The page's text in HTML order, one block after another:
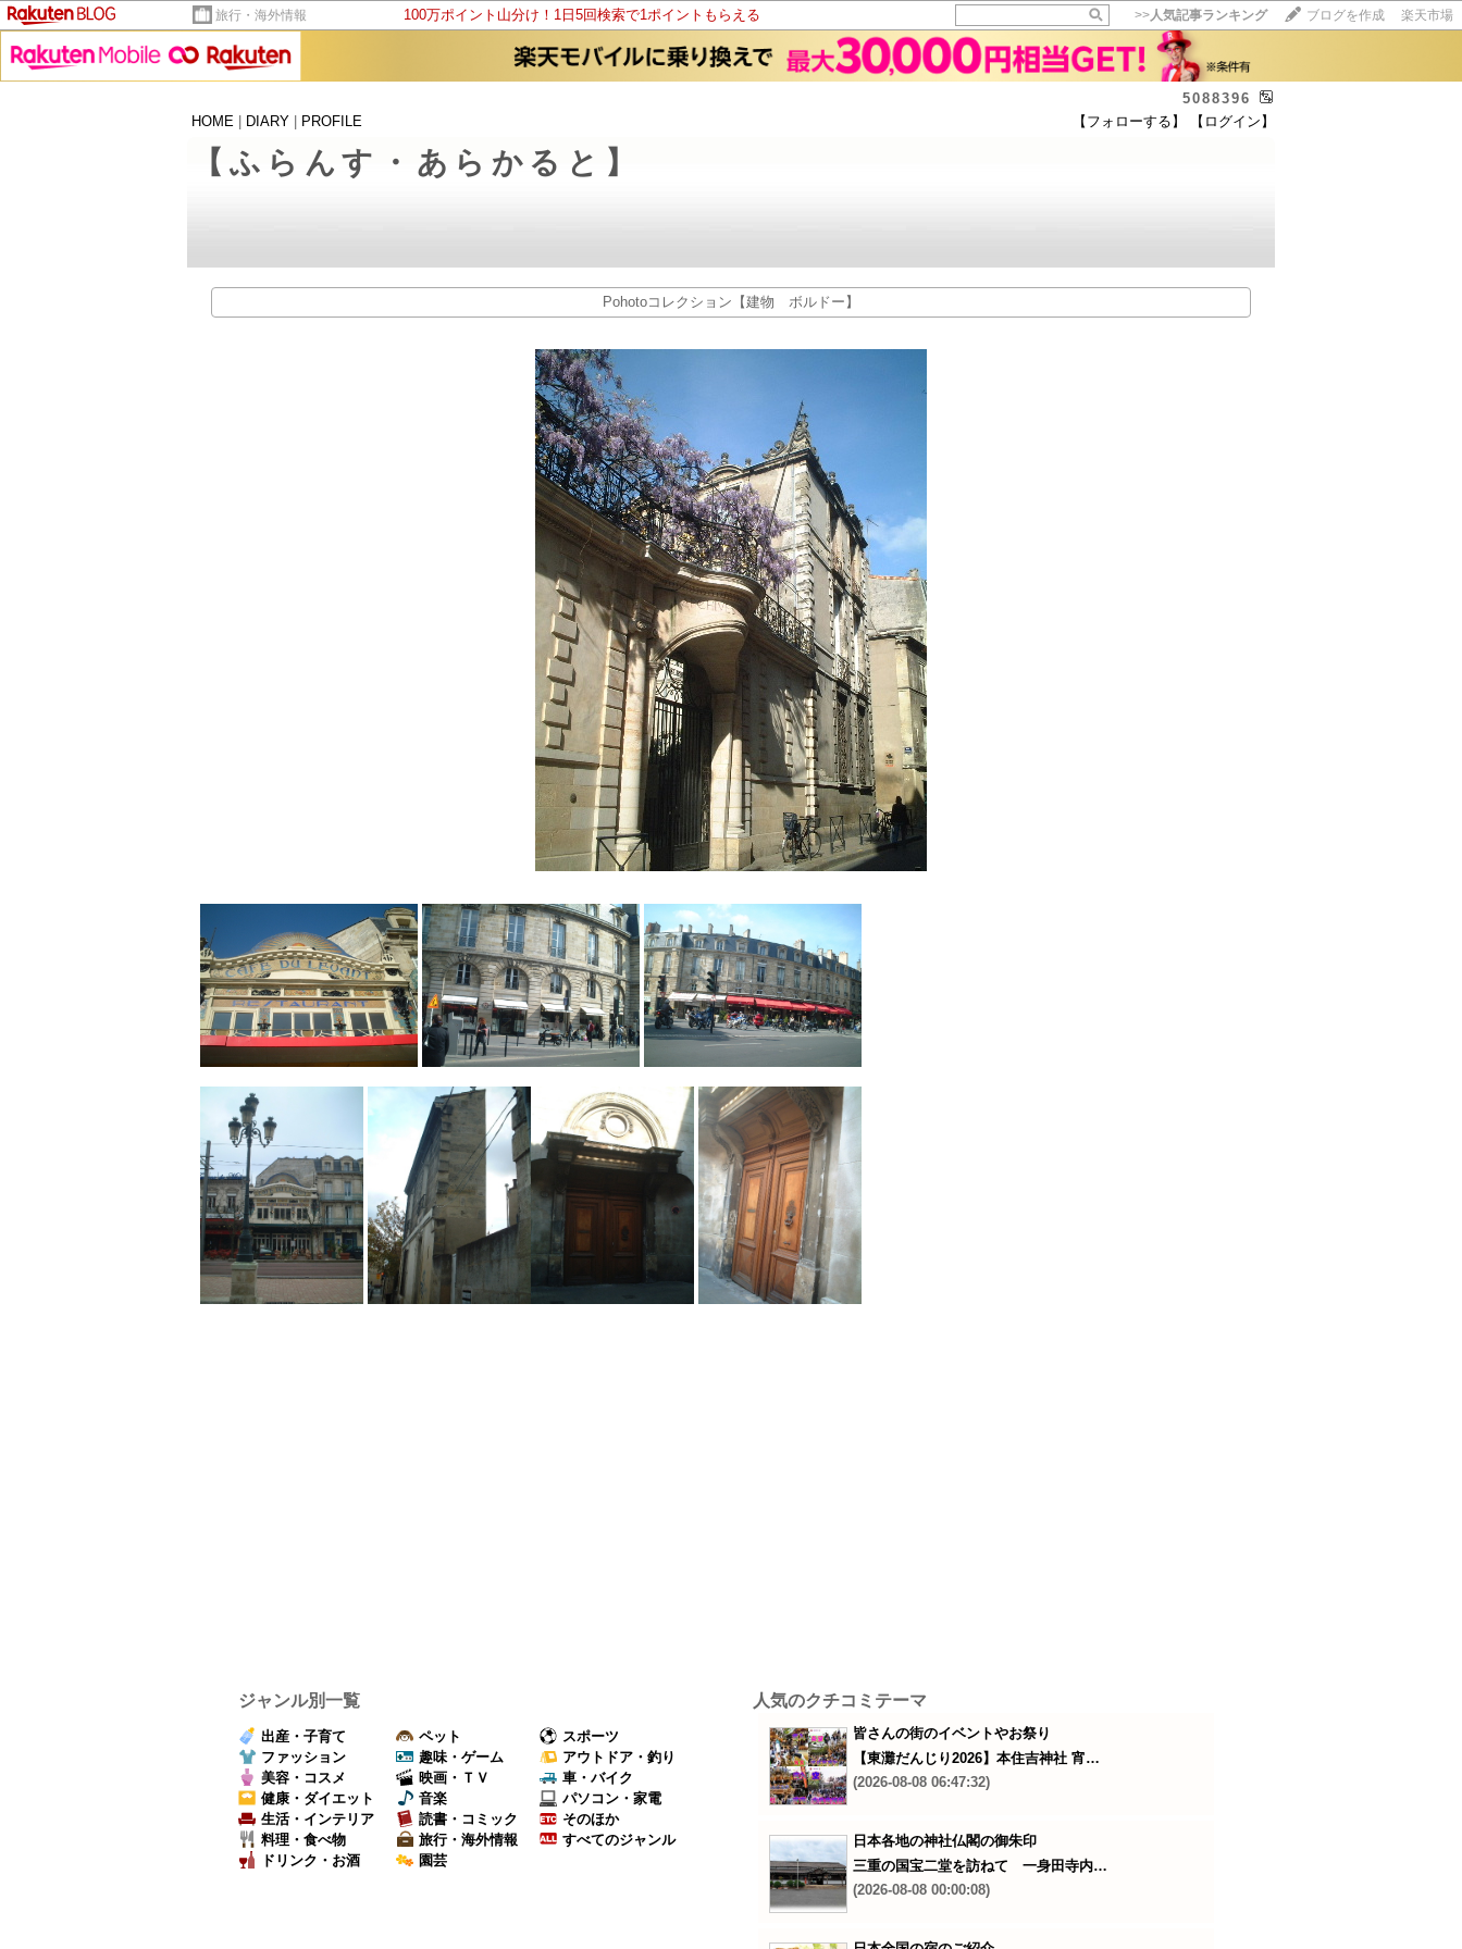
旅行・海外情報 100万ポイント山分け！1日5回検索で1ポイントもらえる >>人気記事ランキング ブログを作成 楽天市場
5088396
HOME
DIARY PROFILE 【フォローする】 【ログイン】
【ふらんす・あらかると】
Pohotoコレクション【建物 ボルドー】
ジャンル別一覧
出産・子育て
ファッション
美容・コスメ
健康・ダイエット
生活・インテリア
料理・食べ物
ドリンク・お酒
ペット
趣味・ゲーム
映画・ＴＶ
音楽
読書・コミック
旅行・海外情報
園芸
スポーツ
アウトドア・釣り
車・バイク
パソコン・家電
そのほか
すべてのジャンル
人気のクチコミテーマ
皆さんの街のイベントやお祭り
【東灘だんじり2026】本住吉神社 宵…
(2026-08-08 06:47:32)
日本各地の神社仏閣の御朱印
三重の国宝二堂を訪ねて 一身田寺内…
(2026-08-08 00:00:08)